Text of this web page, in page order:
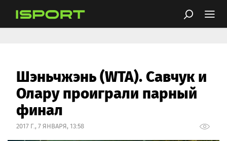
Шэньчжэнь (WTA). Савчук и
Олару проиграли парный
финал
2017 Г., 7 ЯНВАРЯ, 13:58